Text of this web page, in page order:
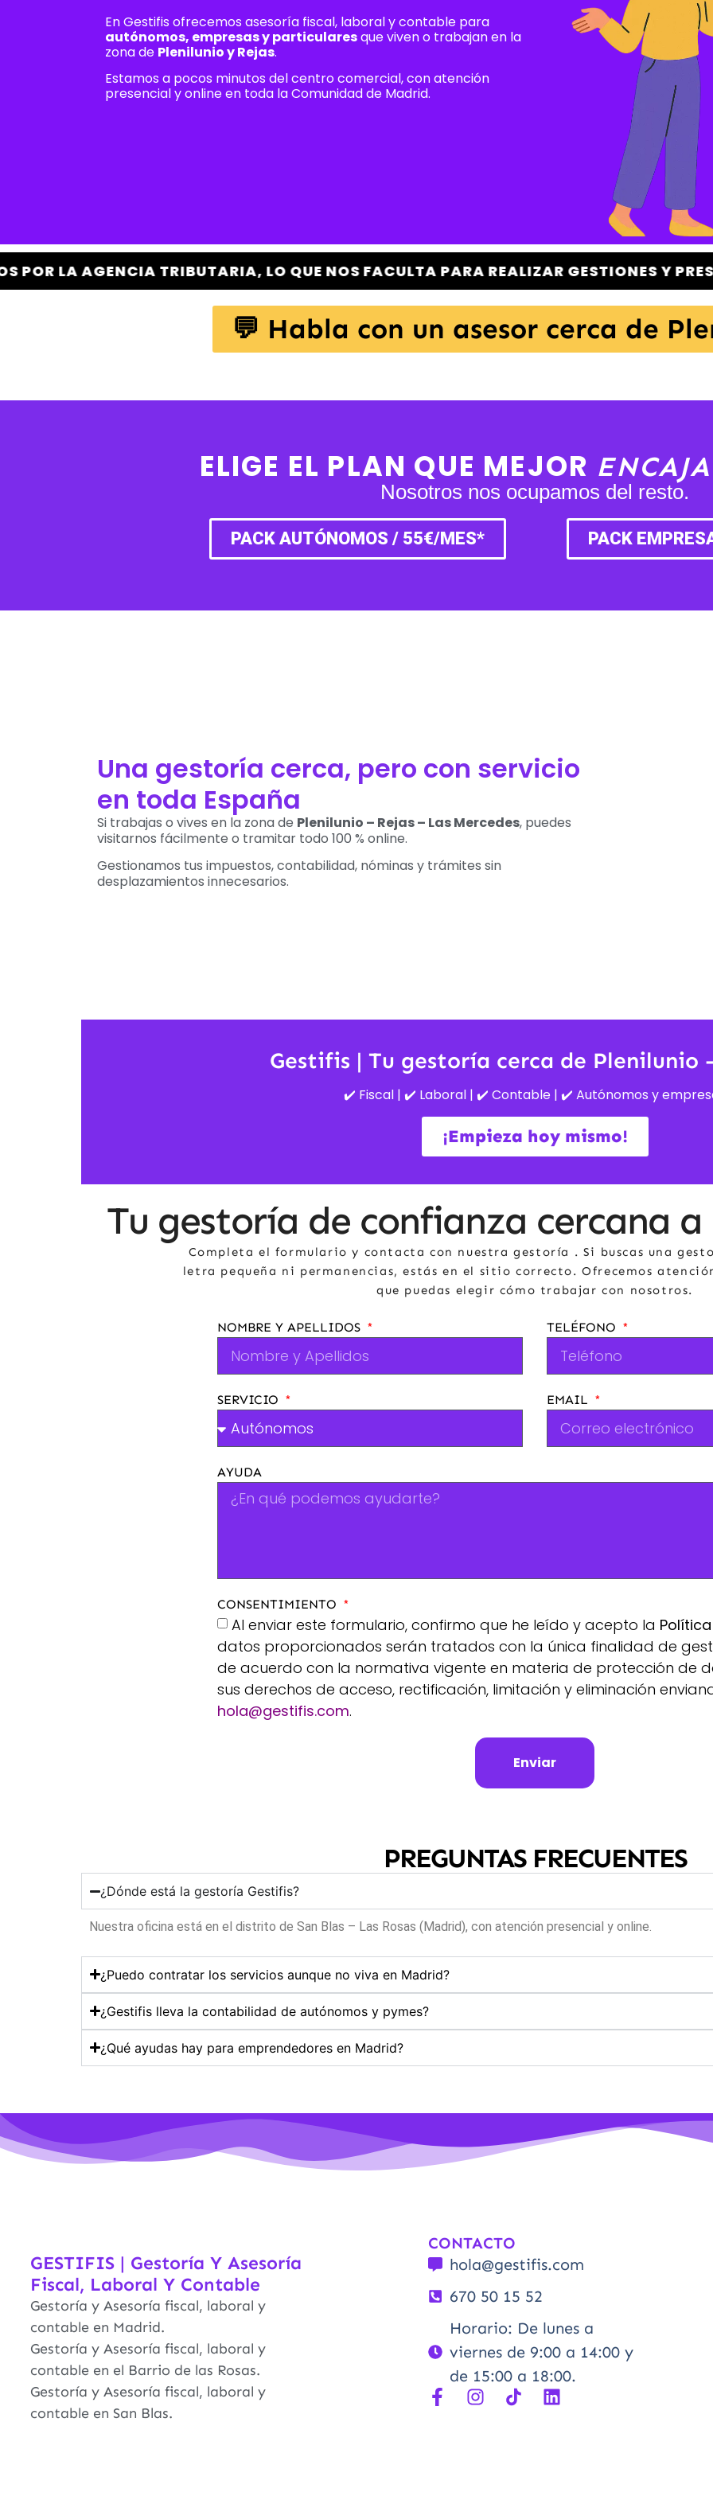
En Gestifis ofrecemos asesoría fiscal, laboral y contable para
autónomos, empresas y particularesque viven o trabajan en la
zona de Plenilunio y Rejas.
Estamos a pocos minutos del centro comercial, con atención
presencial y online en toda la Comunidad de Madrid.
TRIBUTARIA, LO QUE NOS FACULTA PARA REALIZAR GESTIONES Y PRESENTAR
💬 Habla con un asesor cerca de
ELIGE EL PLAN QUE MEJOR ENCAJA
Nosotros nos ocupamos del resto.
PACK AUTÓNOMOS / 55€/MES* PACK
Una gestoría cerca, pero con servicio
en toda España
Si trabajas o vives en la zona de Plenilunio – Rejas – Las Mercedes, puedes
visitarnos fácilmente o tramitar todo 100 % online.
Gestionamos tus impuestos, contabilidad, nóminas y trámites sin
desplazamientos innecesarios.
Gestifis | Tu gestoría cerca de Plenilunio
✔️ Fiscal | ✔️ Laboral | ✔️ Contable | ✔️ Autónomos y
¡Empieza hoy mismo!
Tu gestoría de confianza cercana a
Completa el formulario y contacta con nuestra gestoría . Si buscas una
letra pequeña ni permanencias, estás en el sitio correcto. Ofrecemos
que puedas elegir cómo trabajar con nosotros.
NOMBRE Y APELLIDOS TELÉFONO
SERVICIO EMAIL
AYUDA
CONSENTIMIENTO
Al enviar este formulario, confirmo que he leído y acepto la
datos proporcionados serán tratados con la única finalidad de
de acuerdo con la normativa vigente en materia de protección de
sus derechos de acceso, rectificación, limitación y eliminación
hola@gestifis.com.
Enviar
PREGUNTAS FRECUENTES
¿Dónde está la gestoría Gestifis?
Nuestra oficina está en el distrito de San Blas – Las Rosas (Madrid), con atención presencial y online.
¿Puedo contratar los servicios aunque no viva en Madrid?
¿Gestifis lleva la contabilidad de autónomos y pymes?
¿Qué ayudas hay para emprendedores en Madrid?
GESTIFIS | Gestoría Y Asesoría
Fiscal, Laboral Y Contable
Gestoría y Asesoría fiscal, laboral y
contable en Madrid.
Gestoría y Asesoría fiscal, laboral y
contable en el Barrio de las Rosas.
Gestoría y Asesoría fiscal, laboral y
contable en San Blas.
CONTACTO
hola@gestifis.com
670 50 15 52
Horario: De lunes a
viernes de 9:00 a 14:00 y
de 15:00 a 18:00.